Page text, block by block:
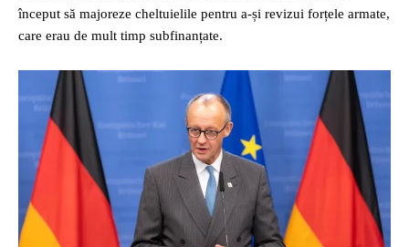
început să majoreze cheltuielile pentru a-și revizui forțele armate,
care erau de mult timp subfinanțate.